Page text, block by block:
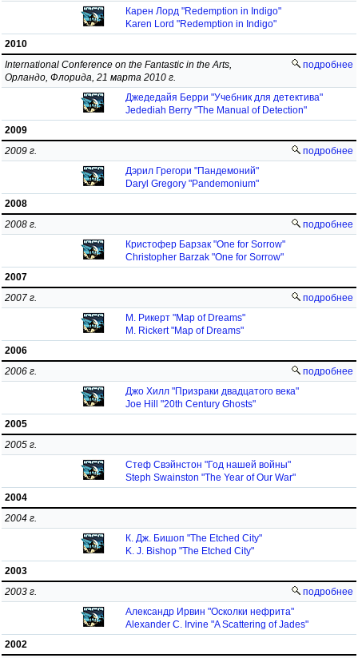
Карен Лорд "Redemption in Indigo"
Karen Lord "Redemption in Indigo"
2010
подробнее
International Conference on the Fantastic in the Arts,
Орландо, Флорида, 21 марта 2010 г.
Джедедайя Берри "Учебник для детектива"
Jedediah Berry "The Manual of Detection"
2009
подробнее
2009 г.
Дэрил Грегори "Пандемоний"
Daryl Gregory "Pandemonium"
2008
подробнее
2008 г.
Кристофер Барзак "One for Sorrow"
Christopher Barzak "One for Sorrow"
2007
подробнее
2007 г.
М. Рикерт "Map of Dreams"
M. Rickert "Map of Dreams"
2006
подробнее
2006 г.
Джо Хилл "Призраки двадцатого века"
Joe Hill "20th Century Ghosts"
2005
2005 г.
Стеф Свэйнстон "Год нашей войны"
Steph Swainston "The Year of Our War"
2004
2004 г.
К. Дж. Бишоп "The Etched City"
K. J. Bishop "The Etched City"
2003
подробнее
2003 г.
Александр Ирвин "Осколки нефрита"
Alexander C. Irvine "A Scattering of Jades"
2002